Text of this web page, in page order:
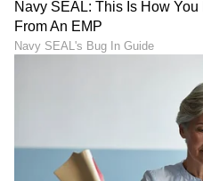
ವಿಭಿನ್ನವಾದ ವೃತ್ತಿಜೀವನ
ಸಿಗಲಿವೆ.
ಪ್ರಾರಂಭಿಕ ಹಂತದಲ್ಲಿ, ಈ
ಈಗಾಗಲೇ ಆಫರ್ ಲೆಟರ್
ಟಿಯರ್‌-1 ಸಂಸ್ಥೆಗಳ
ಕ್ಯಾಂಪಸ್ ಅಭ್ಯರ್ಥಿಗಳಿಗೆ